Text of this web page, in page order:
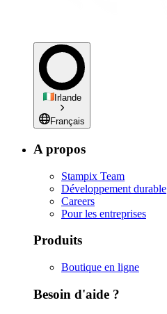
Irlande
Français
A propos
Stampix Team
Développement durable
Careers
Pour les entreprises
Produits
Boutique en ligne
Besoin d'aide ?